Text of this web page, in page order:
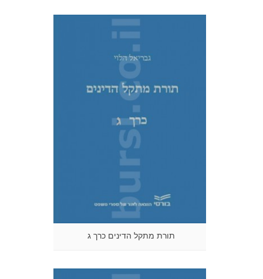
תורת מתקל הדינים כרך ג